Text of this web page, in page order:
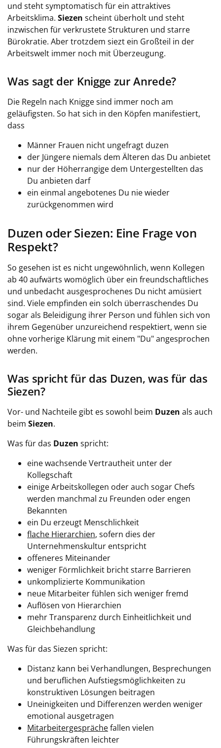
und steht symptomatisch für ein attraktives
Arbeitsklima. Siezen scheint überholt und steht
inzwischen für verkrustete Strukturen und starre
Bürokratie. Aber trotzdem siezt ein Großteil in der
Arbeitswelt immer noch mit Überzeugung.
Was sagt der Knigge zur Anrede?
Die Regeln nach Knigge sind immer noch am
geläufigsten. So hat sich in den Köpfen manifestiert,
dass
Männer Frauen nicht ungefragt duzen
der Jüngere niemals dem Älteren das Du anbietet
nur der Höherrangige dem Untergestellten das
Du anbieten darf
ein einmal angebotenes Du nie wieder
zurückgenommen wird
Duzen oder Siezen: Eine Frage von
Respekt?
So gesehen ist es nicht ungewöhnlich, wenn Kollegen
ab 40 aufwärts womöglich über ein freundschaftliches
und unbedacht ausgesprochenes Du nicht amüsiert
sind. Viele empfinden ein solch überraschendes Du
sogar als Beleidigung ihrer Person und fühlen sich von
ihrem Gegenüber unzureichend respektiert, wenn sie
ohne vorherige Klärung mit einem "Du" angesprochen
werden.
Was spricht für das Duzen, was für das
Siezen?
Vor- und Nachteile gibt es sowohl beim Duzen als auch
beim Siezen.
Was für das Duzen spricht:
eine wachsende Vertrautheit unter der
Kollegschaft
einige Arbeitskollegen oder auch sogar Chefs
werden manchmal zu Freunden oder engen
Bekannten
ein Du erzeugt Menschlichkeit
flache Hierarchien, sofern dies der
Unternehmenskultur entspricht
offeneres Miteinander
weniger Förmlichkeit bricht starre Barrieren
unkomplizierte Kommunikation
neue Mitarbeiter fühlen sich weniger fremd
Auflösen von Hierarchien
mehr Transparenz durch Einheitlichkeit und
Gleichbehandlung
Was für das Siezen spricht:
Distanz kann bei Verhandlungen, Besprechungen
und beruflichen Aufstiegsmöglichkeiten zu
konstruktiven Lösungen beitragen
Uneinigkeiten und Differenzen werden weniger
emotional ausgetragen
Mitarbeitergesprächefallen vielen
Führungskräften leichter